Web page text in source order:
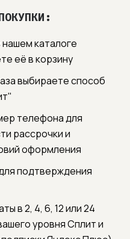
каталоге
её в корзину
выбираете способ
телефона для
рассрочки и
оформления
подтверждения
в 2, 4, 6, 12 или 24
уровня Сплит и